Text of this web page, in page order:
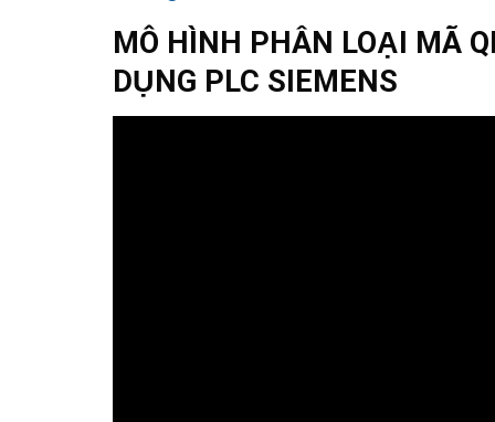
MÔ HÌNH PHÂN LOẠI MÃ
DỤNG PLC SIEMENS